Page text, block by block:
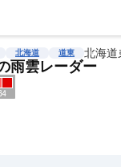
報 地震情報 警報
北海道 道東 北海道
雨雲レーダー